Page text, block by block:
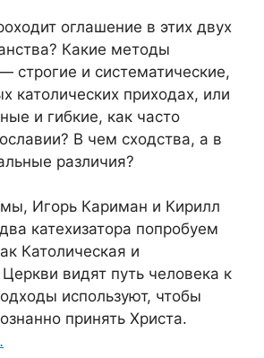
оглашение в этих двух
Какие методы
строгие и систематические,
католических приходах, или
и гибкие, как часто
В чем сходства, а в
различия?
Игорь Кариман и Кирилл
катехизатора попробуем
Католическая и
видят путь человека к
используют, чтобы
принять Христа.